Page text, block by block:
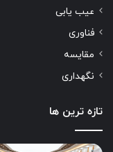
عیب یابی
فناوری
مقایسه
نگهداری
تازه ترین ها